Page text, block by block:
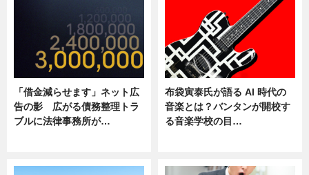
「借金減らせます」ネット広
告の影 広がる債務整理トラ
ブルに法律事務所が…
布袋寅泰氏が語る AI 時代の
音楽とは？バンタンが開校す
る音楽学校の目…